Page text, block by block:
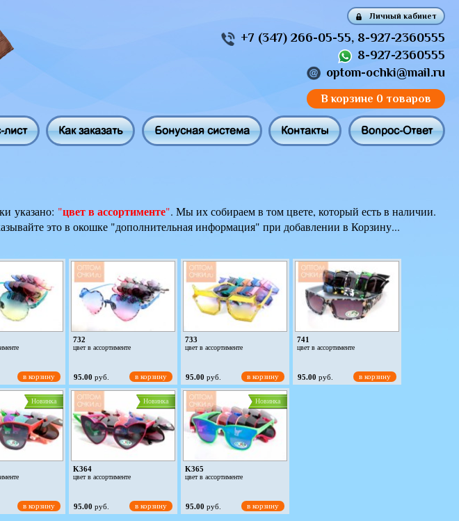
указано: "цвет в ассортименте". Мы их собираем в том цвете, который есть в наличии.
это в окошке "дополнительная информация" при добавлении в Корзину...
в корзину
732
цвет в ассортименте
95.00 руб. в корзину
733
цвет в ассортименте
95.00 руб. в корзину
741
цвет в ассортименте
95.00 руб. в корзину
Новинка
в корзину
K364
цвет в ассортименте
Новинка
95.00 руб. в корзину
K365
цвет в ассортименте
Новинка
95.00 руб. в корзину
Личный кабинет
+7 (347) 266-05-55, 8-927-2360555
8-927-2360555
optom-ochki@mail.ru
В корзине 0 товаров
Как заказать Бонусная система Контакты Вопрос-Ответ